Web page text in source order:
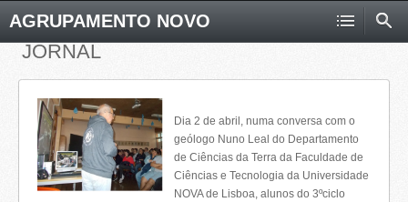
AGRUPAMENTO NOVO
JORNAL
Dia 2 de abril, numa conversa com o
geólogo Nuno Leal do Departamento
de Ciências da Terra da Faculdade de
Ciências e Tecnologia da Universidade
NOVA de Lisboa, alunos do 3ºciclo